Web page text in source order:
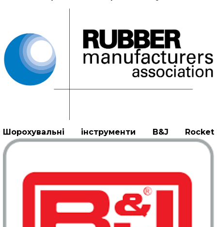
Шорохувальні інструменти B&J Rocket